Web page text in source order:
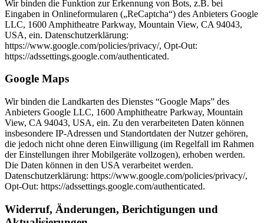
Wir binden die Funktion zur Erkennung von Bots, z.B. bei
Eingaben in Onlineformularen („ReCaptcha“) des Anbieters Google
LLC, 1600 Amphitheatre Parkway, Mountain View, CA 94043,
USA, ein. Datenschutzerklärung:
https://www.google.com/policies/privacy/, Opt-Out:
https://adssettings.google.com/authenticated.
Google Maps
Wir binden die Landkarten des Dienstes “Google Maps” des
Anbieters Google LLC, 1600 Amphitheatre Parkway, Mountain
View, CA 94043, USA, ein. Zu den verarbeiteten Daten können
insbesondere IP-Adressen und Standortdaten der Nutzer gehören,
die jedoch nicht ohne deren Einwilligung (im Regelfall im Rahmen
der Einstellungen ihrer Mobilgeräte vollzogen), erhoben werden.
Die Daten können in den USA verarbeitet werden.
Datenschutzerklärung: https://www.google.com/policies/privacy/,
Opt-Out: https://adssettings.google.com/authenticated.
Widerruf, Änderungen, Berichtigungen und